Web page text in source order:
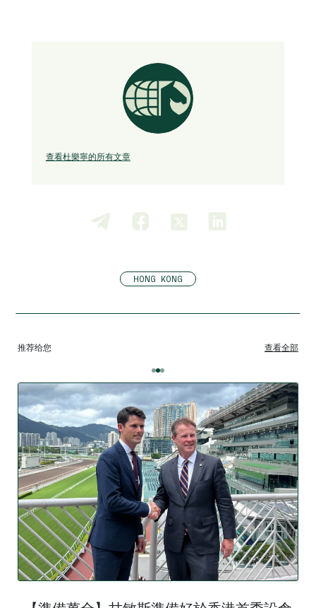
查看杜樂寧的所有文章
HONG KONG
推荐给您 查看全部